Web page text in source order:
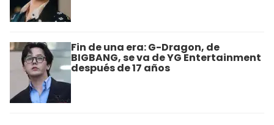
Fin de una era: G-Dragon, de
BIGBANG, se va de YG Entertainment
después de 17 años